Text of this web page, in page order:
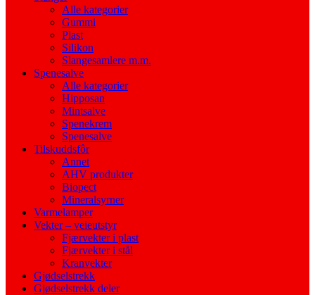
Alle kategorier
Gummi
Plast
Silikon
Slangesamlere m.m.
Spenesalve
Alle kategorier
Hipposan
Mintsalve
Spenekrem
Spenesalve
Tilskuddsfôr
Annet
AHV produkter
Biopect
Mineralsyrner
Varmelamper
Vekter – veieutstyr
Fjærvekter i plast
Fjærvekter i stål
Kranvekter
Gjødselstrekk
Gjødselstrekk deler